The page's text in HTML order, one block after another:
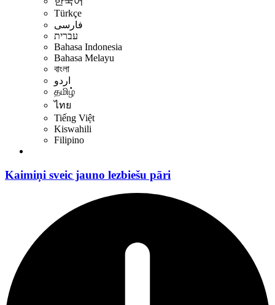
Türkçe
فارسی
עברית
Bahasa Indonesia
Bahasa Melayu
বাংলা
اردو
தமிழ்
ไทย
Tiếng Việt
Kiswahili
Filipino
Kaimiņi sveic jauno lezbiešu pāri